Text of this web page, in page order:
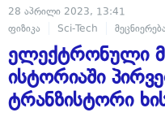
28 აპრილი 2023, 13:41
ფიზიკა
Sci-Tech მეცნიერება
ელექტრონული
ისტორიაში
ტრანზისტორი